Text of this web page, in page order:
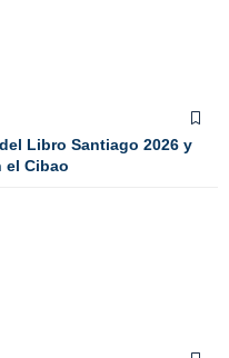
Libro Santiago 2026 y
el Cibao